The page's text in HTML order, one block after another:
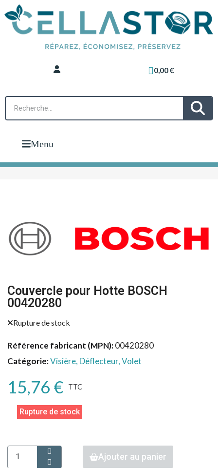
0,00 €
Menu
Couvercle pour Hotte BOSCH
00420280
Rupture de stock
Référence fabricant (MPN) 00420280
Catégorie Visière, Déflecteur, Volet
15,76 € TTC
Rupture de stock
Ajouter au panier